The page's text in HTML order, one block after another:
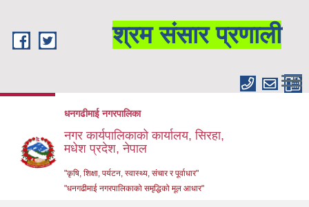
श्रम संसार प्रणाली
धनगढीमाई नगरपालिका
नगर कार्यपालिकाको कार्यालय, सिरहा,
मधेश प्रदेश, नेपाल
"कृषि, शिक्षा, पर्यटन, स्वास्थ्य, संचार र पूर्वाधार"
"धनगढीमाई नगरपालिकाको समृद्धिको मूल आधार"